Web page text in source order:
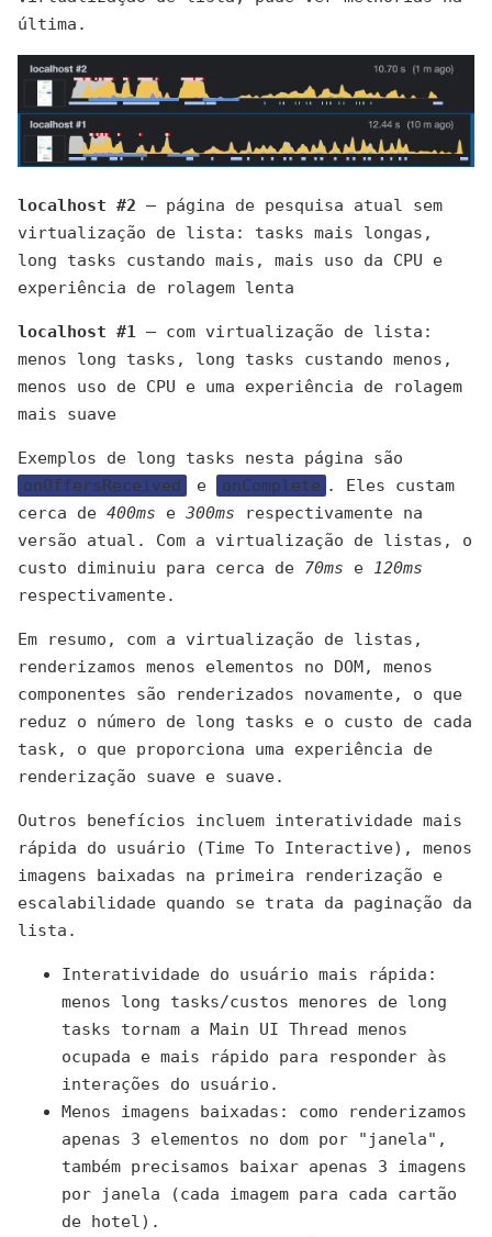
última.
localhost #2 — página de pesquisa atual sem
virtualização de lista: tasks mais longas,
long tasks custando mais, mais uso da CPU e
experiência de rolagem lenta
localhost #1 — com virtualização de lista:
menos long tasks, long tasks custando menos,
menos uso de CPU e uma experiência de rolagem
mais suave
Exemplos de long tasks nesta página são
onOffersReceived
e onComplete . Eles custam
cerca de 400ms e 300ms respectivamente na
versão atual. Com a virtualização de listas, o
custo diminuiu para cerca de 70ms e 120ms
respectivamente.
Em resumo, com a virtualização de listas,
renderizamos menos elementos no DOM, menos
componentes são renderizados novamente, o que
reduz o número de long tasks e o custo de cada
task, o que proporciona uma experiência de
renderização suave e suave.
Outros benefícios incluem interatividade mais
rápida do usuário (Time To Interactive), menos
imagens baixadas na primeira renderização e
escalabilidade quando se trata da paginação da
lista.
Interatividade do usuário mais rápida:
menos long tasks/custos menores de long
tasks tornam a Main UI Thread menos
ocupada e mais rápido para responder às
interações do usuário.
Menos imagens baixadas: como renderizamos
apenas 3 elementos no dom por "janela",
também precisamos baixar apenas 3 imagens
por janela (cada imagem para cada cartão
de hotel).